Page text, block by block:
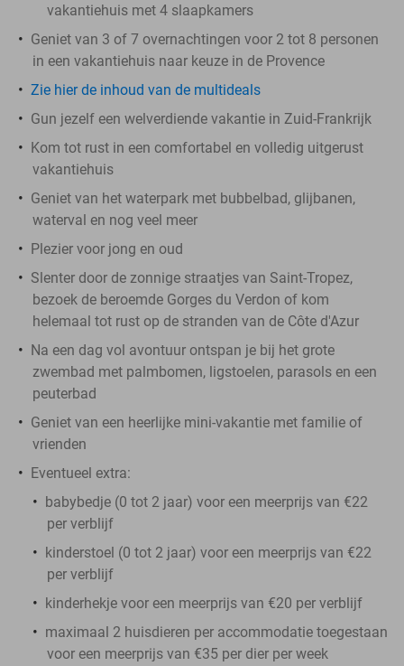
vakantiehuis met 4 slaapkamers
Geniet van 3 of 7 overnachtingen voor 2 tot 8 personen
in een vakantiehuis naar keuze in de Provence
Zie hier de inhoud van de multideals
Gun jezelf een welverdiende vakantie in Zuid-Frankrijk
Kom tot rust in een comfortabel en volledig uitgerust
vakantiehuis
Geniet van het waterpark met bubbelbad, glijbanen,
waterval en nog veel meer
Plezier voor jong en oud
Slenter door de zonnige straatjes van Saint-Tropez,
bezoek de beroemde Gorges du Verdon of kom
helemaal tot rust op de stranden van de Côte d'Azur
Na een dag vol avontuur ontspan je bij het grote
zwembad met palmbomen, ligstoelen, parasols en een
peuterbad
Geniet van een heerlijke mini-vakantie met familie of
vrienden
Eventueel extra:
babybedje (0 tot 2 jaar) voor een meerprijs van €22
per verblijf
kinderstoel (0 tot 2 jaar) voor een meerprijs van €22
per verblijf
kinderhekje voor een meerprijs van €20 per verblijf
maximaal 2 huisdieren per accommodatie toegestaan
voor een meerprijs van €35 per dier per week